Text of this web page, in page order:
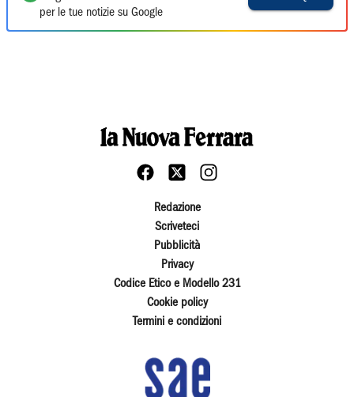
per le tue notizie su Google
Redazione
Scriveteci
Pubblicità
Privacy
Codice Etico e Modello 231
Cookie policy
Termini e condizioni